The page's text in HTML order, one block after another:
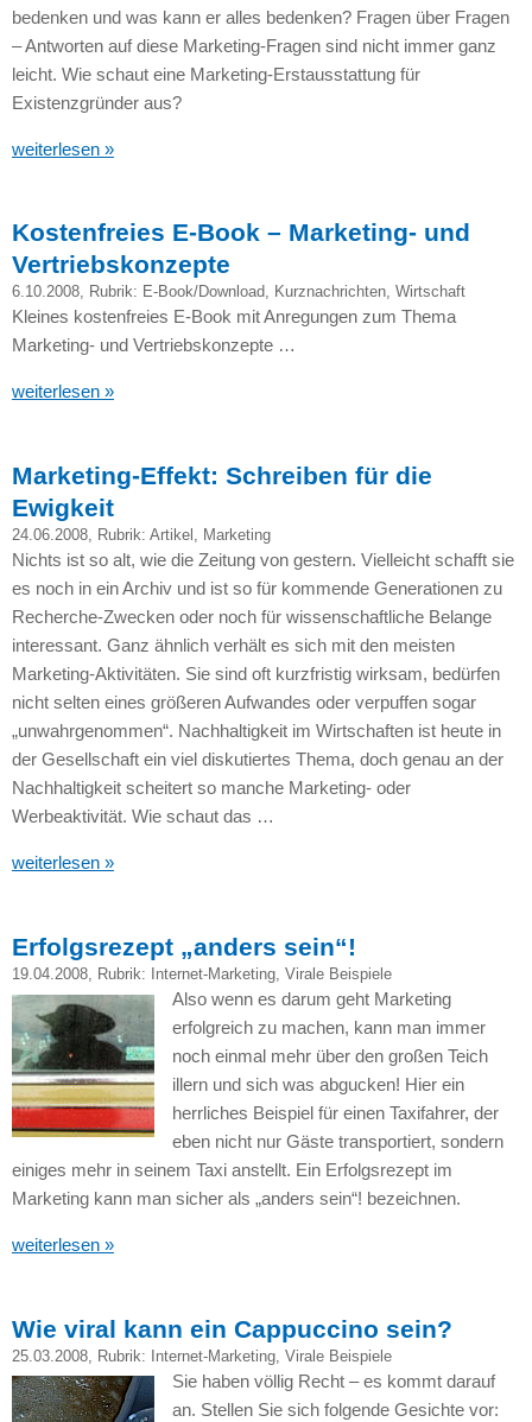
bedenken und was kann er alles bedenken? Fragen über Fragen
– Antworten auf diese Marketing-Fragen sind nicht immer ganz
leicht. Wie schaut eine Marketing-Erstausstattung für
Existenzgründer aus?
weiterlesen »
Kostenfreies E-Book – Marketing- und
Vertriebskonzepte
6.10.2008, Rubrik: E-Book/Download, Kurznachrichten, Wirtschaft
Kleines kostenfreies E-Book mit Anregungen zum Thema
Marketing- und Vertriebskonzepte …
weiterlesen »
Marketing-Effekt: Schreiben für die
Ewigkeit
24.06.2008, Rubrik: Artikel , Marketing
Nichts ist so alt, wie die Zeitung von gestern. Vielleicht schafft sie
es noch in ein Archiv und ist so für kommende Generationen zu
Recherche-Zwecken oder noch für wissenschaftliche Belange
interessant. Ganz ähnlich verhält es sich mit den meisten
Marketing-Aktivitäten. Sie sind oft kurzfristig wirksam, bedürfen
nicht selten eines größeren Aufwandes oder verpuffen sogar
„unwahrgenommen“. Nachhaltigkeit im Wirtschaften ist heute in
der Gesellschaft ein viel diskutiertes Thema, doch genau an der
Nachhaltigkeit scheitert so manche Marketing- oder
Werbeaktivität. Wie schaut das …
weiterlesen »
Erfolgsrezept „anders sein“!
19.04.2008, Rubrik: Internet-Marketing, Virale Beispiele
Also wenn es darum geht Marketing
erfolgreich zu machen, kann man immer
noch einmal mehr über den großen Teich
illern und sich was abgucken! Hier ein
herrliches Beispiel für einen Taxifahrer, der
eben nicht nur Gäste transportiert, sondern
einiges mehr in seinem Taxi anstellt. Ein Erfolgsrezept im
Marketing kann man sicher als „anders sein“! bezeichnen.
weiterlesen »
Wie viral kann ein Cappuccino sein?
25.03.2008, Rubrik: Internet-Marketing, Virale Beispiele
Sie haben völlig Recht – es kommt darauf
an. Stellen Sie sich folgende Gesichte vor: